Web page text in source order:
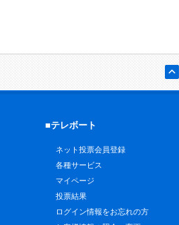
■テレボート
ネット投票会員登録
各種サービス
マイページ
投票結果
ログイン情報をお忘れの方